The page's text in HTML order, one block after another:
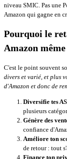
niveau SMIC. Pas une
Amazon qui gagne en
Pourquoi le
Amazon
C'est le point souvent
divers et varié, et plus
d'Amazon et donc de
Diversifie tes
plusieurs
Génère des
confiance
Améliore ton
de retour : tout
Finance ton